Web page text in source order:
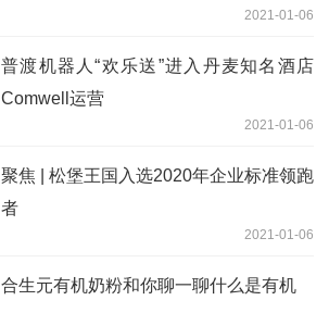
2021-01-06
普渡机器人“欢乐送”进入丹麦知名酒店
Comwell运营
2021-01-06
聚焦 | 松堡王国入选2020年企业标准领跑
者
2021-01-06
合生元有机奶粉和你聊一聊什么是有机